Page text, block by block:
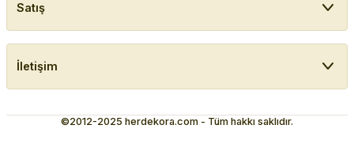
Satış
İletişim
©2012-2025 herdekora.com - Tüm hakkı saklıdır.